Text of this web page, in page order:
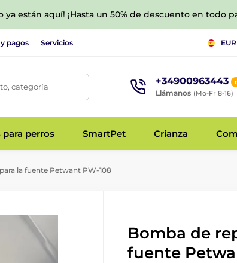
ya están aquí! ¡Hasta un 50% de descuento en todo
pagos Servicios EUR
categoría +34900963443
Llámanos (Mo-Fr 8-16)
para perros SmartPet Crianza
la fuente Petwant PW-108
Bomba de
fuente